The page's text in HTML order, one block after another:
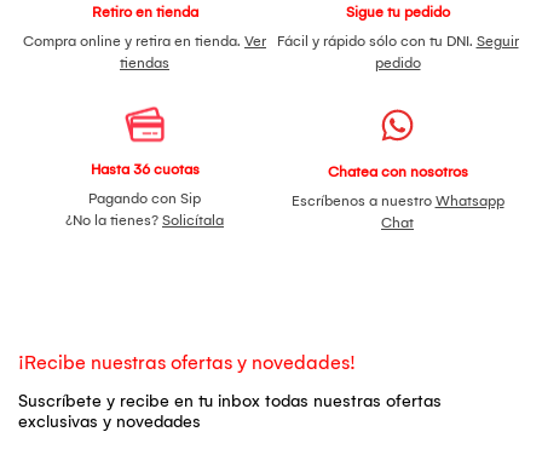
Retiro en tienda
Compra online y retira en tienda. Ver
tiendas
Sigue tu pedido
Fácil y rápido sólo con tu DNI. Seguir
pedido
Hasta 36 cuotas
Pagando con Sip
¿No la tienes? Solicítala
Chatea con nosotros
Escríbenos a nuestro Whatsapp
Chat
¡Recibe nuestras ofertas y novedades!
Suscríbete y recibe en tu inbox todas nuestras ofertas
exclusivas y novedades